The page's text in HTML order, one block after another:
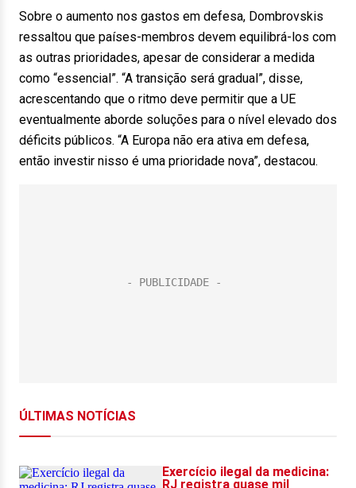
Sobre o aumento nos gastos em defesa, Dombrovskis
ressaltou que países-membros devem equilibrá-los com
as outras prioridades, apesar de considerar a medida
como “essencial”. “A transição será gradual”, disse,
acrescentando que o ritmo deve permitir que a UE
eventualmente aborde soluções para o nível elevado dos
déficits públicos. “A Europa não era ativa em defesa,
então investir nisso é uma prioridade nova”, destacou.